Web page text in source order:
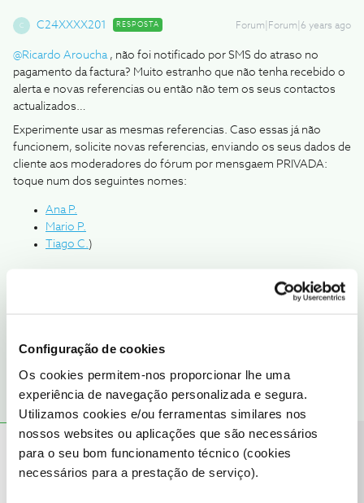
Configuração de cookies
Os cookies permitem-nos proporcionar lhe uma
experiência de navegação personalizada e segura.
Utilizamos cookies e/ou ferramentas similares nos
nossos websites ou aplicações que são necessários
para o seu bom funcionamento técnico (cookies
necessários para a prestação de serviço).
C C24XXXX201 RESPOSTA Forum|Forum|6 years ago
@Ricardo Aroucha, não foi notificado por SMS do atraso no
pagamento da factura? Muito estranho que não tenha recebido o
alerta e novas referencias ou então não tem os seus contactos
actualizados…
Experimente usar as mesmas referencias. Caso essas já não
funcionem, solicite novas referencias, enviando os seus dados de
cliente aos moderadores do fórum por mensgaem PRIVADA:
toque num dos seguintes nomes:
Ana P.
Mario P.
Tiago C.)
Ser cliente NOS pode não ser fácil, mas a cada obstáculo
obrigado;)
Bem-vindo ao Fórum NOS@Ricardo Aroucha,